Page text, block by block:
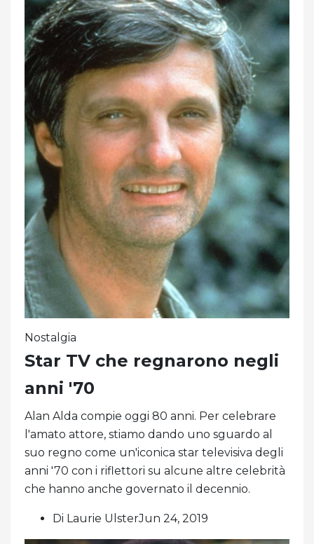
Nostalgia
Star TV che regnarono negli
anni '70
Alan Alda compie oggi 80 anni. Per celebrare
l'amato attore, stiamo dando uno sguardo al
suo regno come un'iconica star televisiva degli
anni '70 con i riflettori su alcune altre celebrità
che hanno anche governato il decennio.
Di Laurie UlsterJun 24, 2019